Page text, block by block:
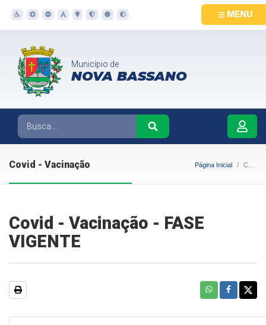
MENU
Município de
NOVA BASSANO
Covid - Vacinação Página Inicial Covid - Vacinação
Covid - Vacinação - FASE
VIGENTE